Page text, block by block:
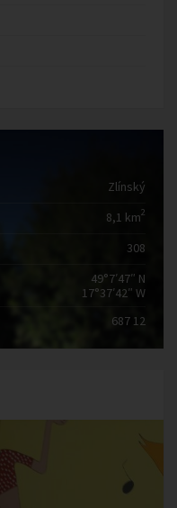
Zlínský
8,1 km2
308
49°7′47″ N
17°37′42″ W
687 12